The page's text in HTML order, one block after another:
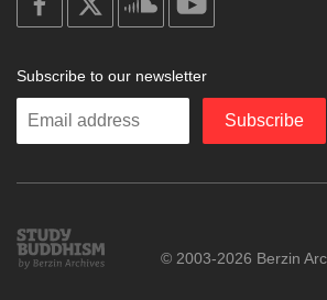
facebook
soundcloud
Subscribe to our newsletter
Enter
Subscribe
Study
Buddhism
© 2003-2026 Berzin